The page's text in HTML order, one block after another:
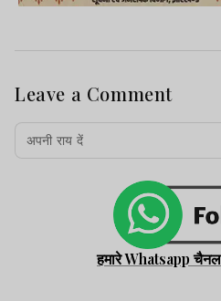
Leave a Comment
हमारे Whatsapp